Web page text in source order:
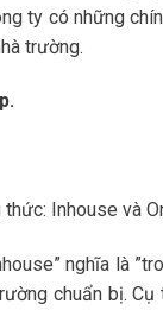
ty có những
trường.
Inhouse và
nghĩa là
chuẩn bị.